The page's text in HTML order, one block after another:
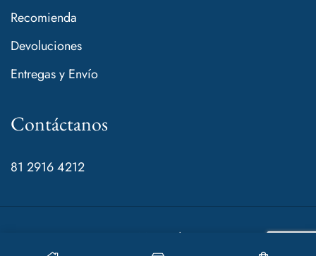
Recomienda
Devoluciones
Entregas y Envío
Contáctanos
81 2916 4212
© 2024 Mamá de Rocco